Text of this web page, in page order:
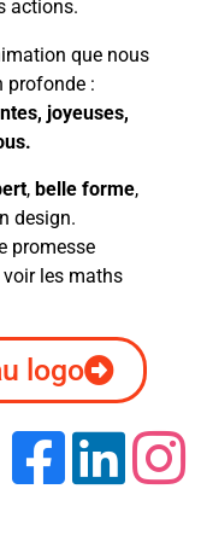
actions.
que nous
profonde :
joyeuses,
, belle forme,
design.
promesse
les maths
logo